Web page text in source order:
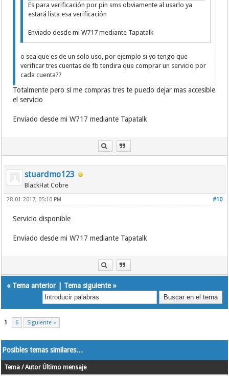
Es para verificación por pin sms obviamente al usarlo ya
estará lista esa verificación
Enviado desde mi W717 mediante Tapatalk
o sea que es de un solo uso, por ejemplo si yo tengo que
verificar tres cuentas de fb tendira que comprar un servicio por
cada cuenta??
Totalmente pero si me compras tres te puedo dejar mas accesible
el servicio
Enviado desde mi W717 mediante Tapatalk
stuardmo123
BlackHat Cobre
#10
28-01-2017, 05:10 PM
Servicio disponible
Enviado desde mi W717 mediante Tapatalk
« Tema anterior| Tema siguiente»
1 6 Siguiente »
Posibles temas similares…
Tema / Autor Último mensaje